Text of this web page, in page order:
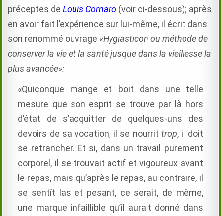
préceptes deLouis Cornaro (voir ci-dessous); après
en avoir fait l’expérience sur lui-même, il écrit dans
son renommé ouvrage «Hygiasticon ou méthode de
conserver la vie et la santé jusque dans la vieillesse la
plus avancée»:
«Quiconque mange et boit dans une telle
mesure que son esprit se trouve par là hors
d’état de s’acquitter de quelques-uns des
devoirs de sa vocation, il se nourrit trop, il doit
se retrancher. Et si, dans un travail purement
corporel, il se trouvait actif et vigoureux avant
le repas, mais qu’après le repas, au contraire, il
se sentît las et pesant, ce serait, de même,
une marque infaillible qu’il aurait donné dans